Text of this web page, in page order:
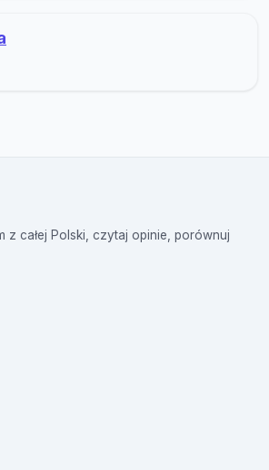
z całej Polski, czytaj opinie, porównuj